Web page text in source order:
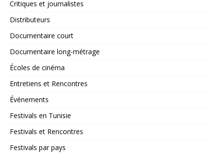
Critiques et journalistes
Distributeurs
Documentaire court
Documentaire long-métrage
Écoles de cinéma
Entretiens et Rencontres
Événements
Festivals en Tunisie
Festivals et Rencontres
Festivals par pays